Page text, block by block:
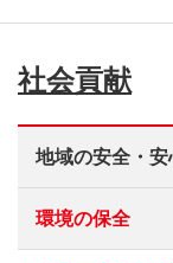
社会貢献
地域の安全・安
環境の保全